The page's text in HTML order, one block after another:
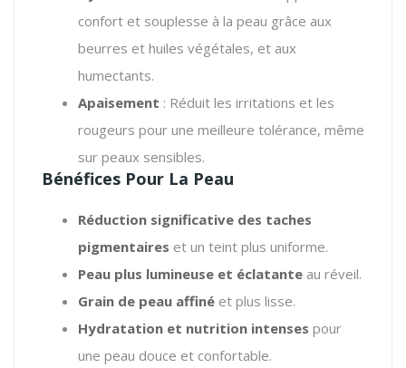
confort et souplesse à la peau grâce aux
beurres et huiles végétales, et aux
humectants.
Apaisement : Réduit les irritations et les
rougeurs pour une meilleure tolérance, même
sur peaux sensibles.
Bénéfices Pour La Peau
Réduction significative des taches
pigmentaires et un teint plus uniforme.
Peau plus lumineuse et éclatante au réveil.
Grain de peau affiné et plus lisse.
Hydratation et nutrition intenses pour
une peau douce et confortable.